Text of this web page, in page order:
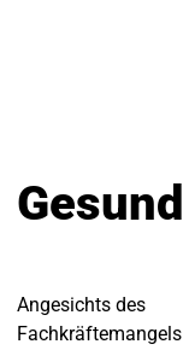
Angesichts des